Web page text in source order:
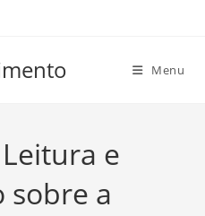
Menu
e
sobre a